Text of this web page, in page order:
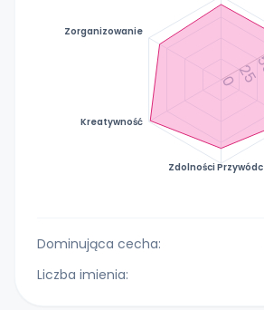
Zdolności
Kreatywność
Zorganizowanie
025
Dominująca cecha:
Liczba imienia: